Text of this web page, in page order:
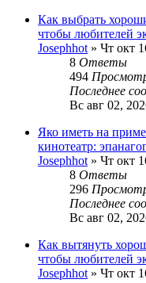
Как выбрать
чтобы любителей
Josephhot » Чт окт
8 Ответы
494
Последнее
Вс авг 02,
Яко иметь на
кинотеатр:
Josephhot » Чт окт
8 Ответы
296
Последнее
Вс авг 02,
Как вытянуть
чтобы любителей
Josephhot » Чт окт